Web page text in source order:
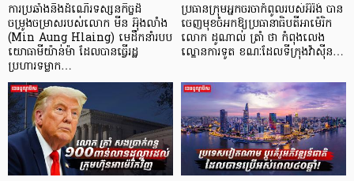
ការប្រឆាំងនឹងដំណើរទស្សនកិច្ចដ៏
ចម្រូងចម្រាសរបស់លោក មីន អ៊ុងលាំង
(Min Aung Hlaing) មេដឹកនាំរបប
យោធាមីយ៉ាន់ម៉ា ដែលបានធ្វើរដ្ឋ
ប្រហារទម្លាក…
ប្រធានក្រុមអ្នកចរចាកំពូលរបស់អ៊ីរ៉ង់ បាន
ចេញមុខចំអកឱ្យប្រធានាធិបតីអាម៉េរិក
លោក ដូណាល់ ត្រាំ ថា កំពុងលេង
ល្ខោនការទូត ខណៈដែលទីក្រុងវ៉ាស៊ីន…